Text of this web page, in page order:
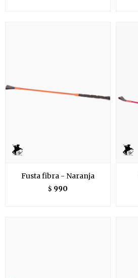
Fusta fibra - Naranja
$ 990